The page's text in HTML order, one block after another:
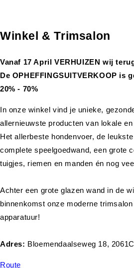
Winkel & Trimsalon
Vanaf 17 April VERHUIZEN wij
De OPHEFFINGSUITVERKOOP is
20% - 70%
In onze winkel vind je unieke,
allernieuwste producten van lokale
Het allerbeste hondenvoer, de
complete speelgoedwand, een grote
tuigjes, riemen en manden én nog
Achter een grote glazen wand in de
binnenkomst onze moderne
apparatuur!
Adres: Bloemendaalseweg 18,
Route